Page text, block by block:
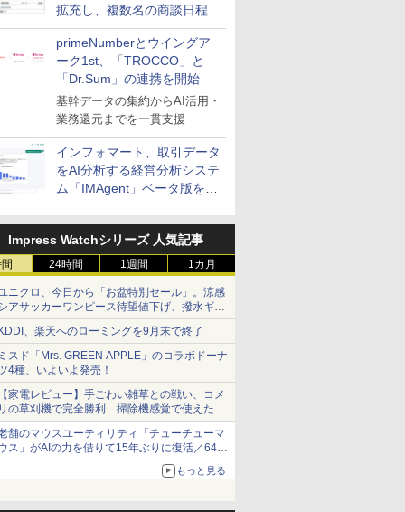
拡充し、複数名の商談日程調
整を効率化
primeNumberとウイングア
ーク1st、「TROCCO」と
「Dr.Sum」の連携を開始
基幹データの集約からAI活用・
業務還元までを一貫支援
インフォマート、取引データ
をAI分析する経営分析システ
ム「IMAgent」ベータ版を提
Impress Watchシリーズ 人気記事
24時間 1週間 1カ月
ニクロ、今日から「お盆特別セール」。涼感
アサッカーワンピース待望値下げ、撥水ギア
ョーツは1990円に
、楽天へのローミングを9月末で終了
スド「Mrs. GREEN APPLE」のコラボドーナ
4種、いよいよ発売！
家電レビュー】手ごわい雑草との戦い、コメ
の草刈機で完全勝利 掃除機感覚で使えた
舗のマウスユーティリティ「チューチューマ
ス」がAIの力を借りて15年ぶりに復活／64bit
、Windows 10/11、「Chrome」も走り回
。復活記念で2026年末まで500円
もっと見る